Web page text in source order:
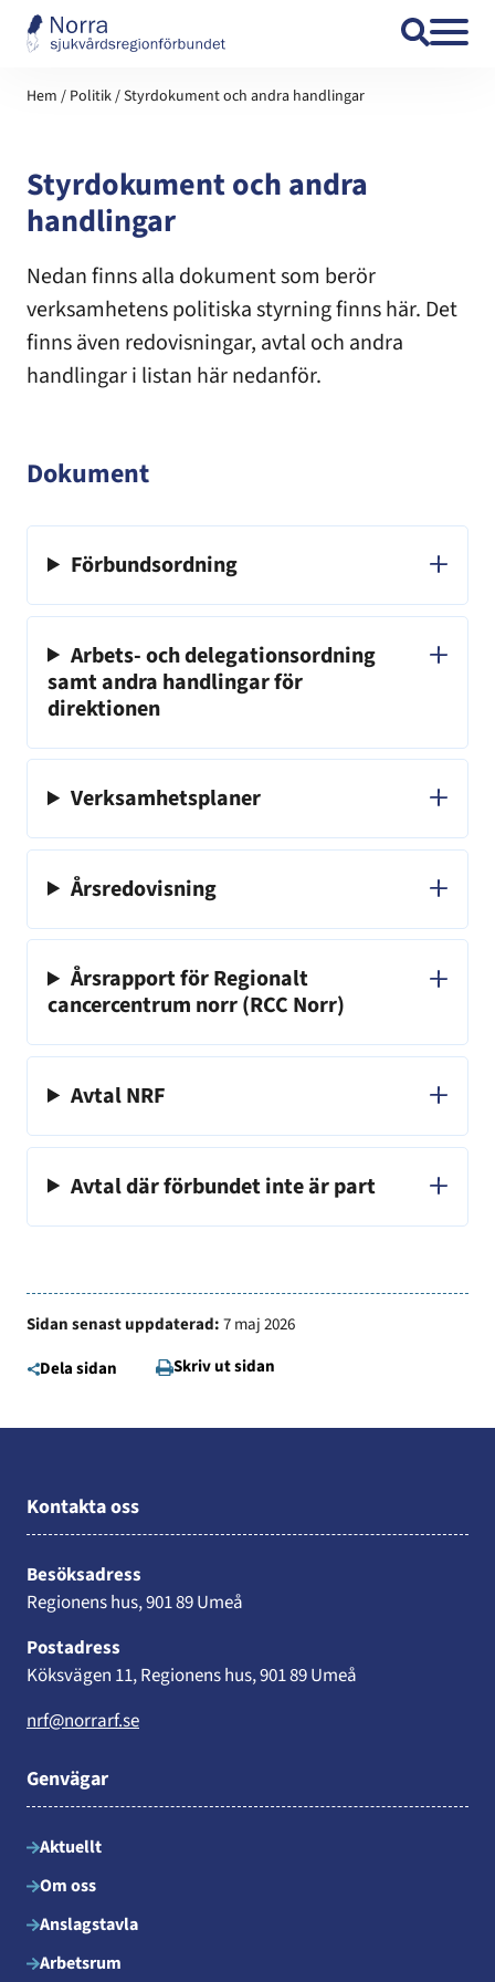
Hem / Politik/Styrdokument och andra handlingar
Styrdokument och andra
handlingar
Nedan finns alla dokument som berör
verksamhetens politiska styrning finns här. Det
finns även redovisningar, avtal och andra
handlingar i listan här nedanför.
Dokument
Förbundsordning
Arbets- och delegationsordning
samt andra handlingar för
direktionen
Verksamhetsplaner
Årsredovisning
Årsrapport för Regionalt
cancercentrum norr (RCC Norr)
Avtal NRF
Avtal där förbundet inte är part
Sidan senast uppdaterad:7 maj 2026
Dela sidan
Skriv ut sidan
Kontakta oss
Besöksadress
Regionens hus, 901 89 Umeå
Postadress
Köksvägen 11, Regionens hus, 901 89 Umeå
nrf@norrarf.se
Genvägar
Aktuellt
Om oss
Anslagstavla
Arbetsrum